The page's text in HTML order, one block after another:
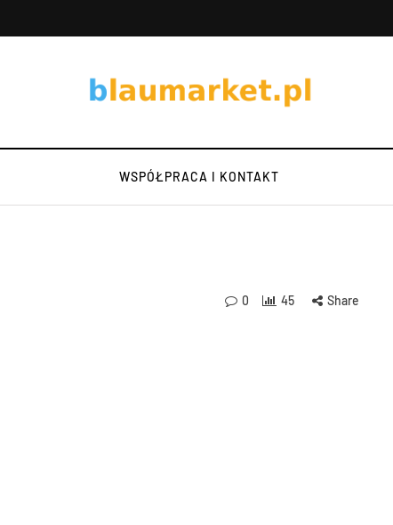
WSPÓŁPRACA I KONTAKT
0 45 Share